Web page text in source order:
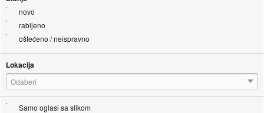
novo
rabljeno
oštećeno / neispravno
Lokacija
Odaberi
Samo oglasi sa slikom